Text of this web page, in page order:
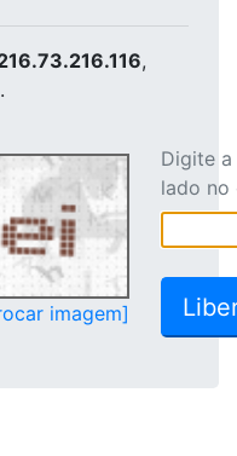
,
imagem]
Digite
lado no